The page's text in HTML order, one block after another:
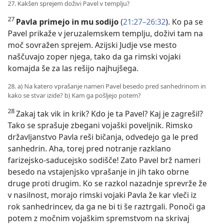
27. Kakšen sprejem doživi Pavel v templju?
27 Pavla primejo in mu sodijo(21:27–26:32). Ko pa se
Pavel prikaže v jeruzalemskem templju, doživi tam na
moč sovražen sprejem. Azijski Judje vse mesto
naščuvajo zoper njega, tako da ga rimski vojaki
komajda še za las rešijo najhujšega.
28. a) Na katero vprašanje nameri Pavel besedo pred sanhedrinom in
kako se stvar izide? b) Kam ga pošljejo potem?
28Zakaj tak vik in krik? Kdo je ta Pavel? Kaj je zagrešil?
Tako se sprašuje zbegani vojaški poveljnik. Rimsko
državljanstvo Pavla reši bičanja, odvedejo ga le pred
sanhedrin. Aha, torej pred notranje razklano
farizejsko-saducejsko sodišče! Zato Pavel brž nameri
besedo na vstajenjsko vprašanje in jih tako obrne
druge proti drugim. Ko se razkol nazadnje sprevrže že
v nasilnost, morajo rimski vojaki Pavla že kar vleči iz
rok sanhedrincev, da ga ne bi ti še raztrgali. Ponoči ga
potem z močnim vojaškim spremstvom na skrivaj